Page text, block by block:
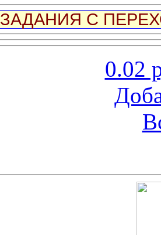
ЗАДАНИЯ С
0.02